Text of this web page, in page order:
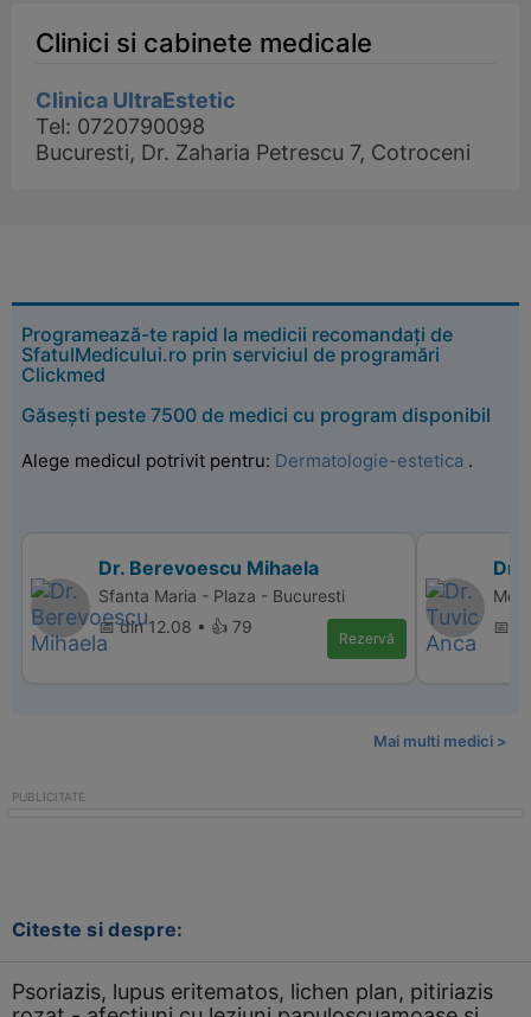
Clinici si cabinete medicale
Clinica UltraEstetic
Tel: 0720790098
Bucuresti, Dr. Zaharia Petrescu 7, Cotroceni
Programează-te rapid la medicii recomandați de
SfatulMedicului.ro prin serviciul de programări
Clickmed
Găsești peste 7500 de medici cu program disponibil
Alege medicul potrivit pentru: Dermatologie-estetica .
Dr. Berevoescu Mihaela
Sfanta Maria - Plaza - Bucuresti
📅 din 12.08 • 👍 79
Rezervă
Dr.
📅
Mai multi medici >
Citeste si despre:
Psoriazis, lupus eritematos, lichen plan, pitiriazis